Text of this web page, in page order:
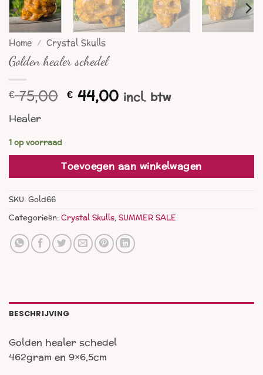
Home / Crystal Skulls
Golden healer schedel
€75,00 Oorspronkelijke
prijs
€ 44,00Huidige
prijs
incl. btw
Healer
1 op voorraad
Toevoegen aan winkelwagen
SKU:Gold66
Categorieën:Crystal Skulls,SUMMER SALE
BESCHRIJVING
Golden healer schedel
462gram en 9×6,5cm